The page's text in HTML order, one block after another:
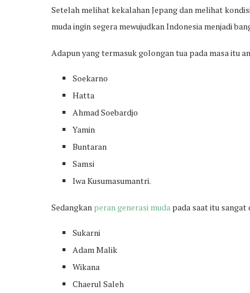
Setelah melihat kekalahan Jepang dan melihat
muda ingin segera mewujudkan Indonesia menjadi
Adapun yang termasuk golongan tua pada masa itu
Soekarno
Hatta
Ahmad Soebardjo
Yamin
Buntaran
Samsi
Iwa Kusumasumantri.
Sedangkan peran generasi muda pada saat itu
Sukarni
Adam Malik
Wikana
Chaerul Saleh